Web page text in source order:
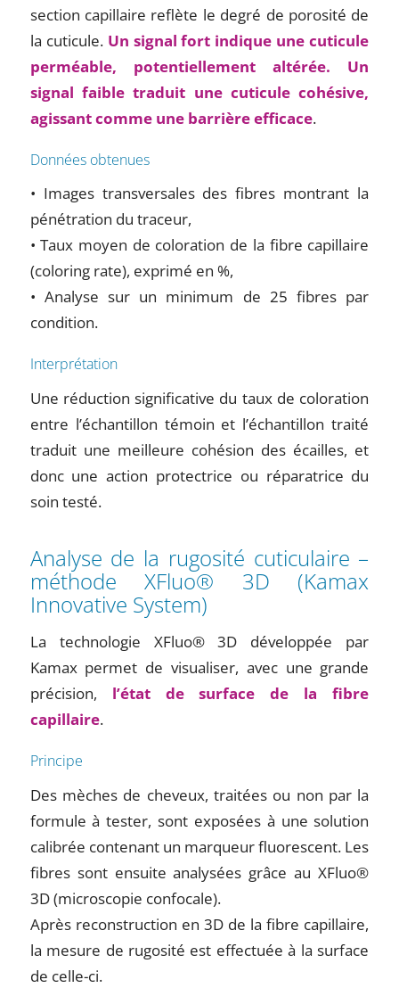
section capillaire reflète le degré de porosité de
la cuticule. Un signal fort indique une cuticule
perméable, potentiellement altérée. Un
signal faible traduit une cuticule cohésive,
agissant comme une barrière efficace.
Données obtenues
• Images transversales des fibres montrant la
pénétration du traceur,
• Taux moyen de coloration de la fibre capillaire
(coloring rate), exprimé en %,
• Analyse sur un minimum de 25 fibres par
condition.
Interprétation
Une réduction significative du taux de coloration
entre l’échantillon témoin et l’échantillon traité
traduit une meilleure cohésion des écailles, et
donc une action protectrice ou réparatrice du
soin testé.
Analyse de la rugosité cuticulaire –
méthode XFluo® 3D (Kamax
Innovative System)
La technologie XFluo® 3D développée par
Kamax permet de visualiser, avec une grande
précision, l’état de surface de la fibre
capillaire.
Principe
Des mèches de cheveux, traitées ou non par la
formule à tester, sont exposées à une solution
calibrée contenant un marqueur fluorescent. Les
fibres sont ensuite analysées grâce au XFluo®
3D (microscopie confocale).
Après reconstruction en 3D de la fibre capillaire,
la mesure de rugosité est effectuée à la surface
de celle-ci.